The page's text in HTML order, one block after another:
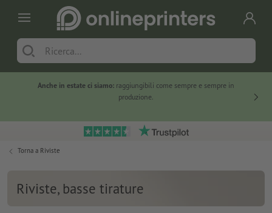
Anche in estate ci siamo: raggiungibili come sempre e sempre in
produzione.
Torna a Riviste
Riviste, basse tirature